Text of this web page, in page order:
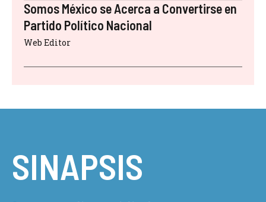
Somos México se Acerca a Convertirse en
Partido Político Nacional
Web Editor
SINAPSIS